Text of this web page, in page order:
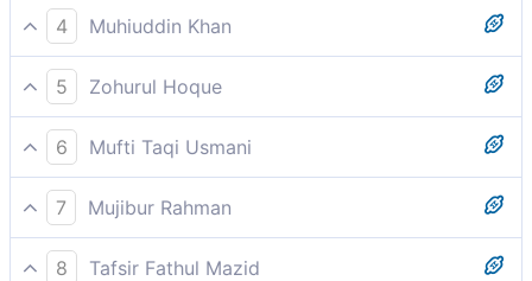
আর অবশ্যই তা রয়েছে পূর্ববর্তী কিতাবসমূহে।
4 Muhiuddin Khan
নিশ্চয় এর উল্লেখ আছে পূর্ববর্তী কিতাবসমূহে।
5 Zohurul Hoque
আর নিঃসন্দেহ এটি পূর্ববর্তীদের ধর্মগ্রন্থে রয়েছে ।
6 Mufti Taqi Usmani
পূর্ববর্তী (আসমানী) কিতাবসমূহেও এর (অর্থাৎ এই কুরআনের) উল্লেখ রয়েছে।
7 Mujibur Rahman
পূর্ববর্তী কিতাবসমূহে অবশ্যই এর উল্লেখ রয়েছে।
8 Tafsir Fathul Mazid